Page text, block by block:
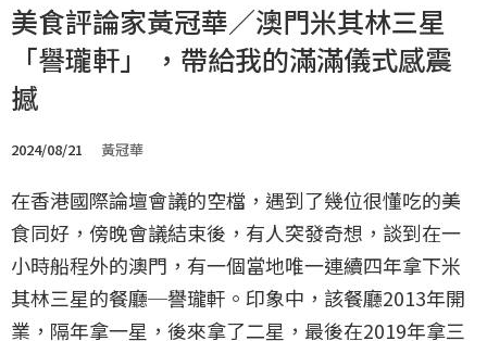
美食評論家黃冠華／澳門米其林三星
「譽瓏軒」 ，帶給我的滿滿儀式感震
撼
2024/08/21 黃冠華
在香港國際論壇會議的空檔，遇到了幾位很懂吃的美
食同好，傍晚會議結束後，有人突發奇想，談到在一
小時船程外的澳門，有一個當地唯一連續四年拿下米
其林三星的餐廳─譽瓏軒。印象中，該餐廳2013年開
業，隔年拿一星，後來拿了二星，最後在2019年拿三